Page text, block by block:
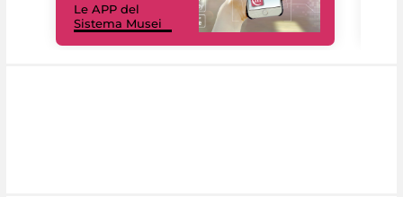
Le APP del
Sistema Musei